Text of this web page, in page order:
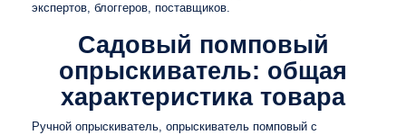
экспертов, блоггеров, поставщиков.
Садовый помповый
опрыскиватель: общая
характеристика товара
Ручной опрыскиватель, опрыскиватель помповый с